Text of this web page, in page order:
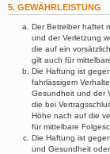
5. GEWÄHRLEISTUNG
Der Betreiber haftet
und der Verletzung
die auf ein
gilt auch für
Die Haftung ist
fahrlässigem
Gesundheit und der
die bei
Höhe nach auf die
für mittelbare
Die Haftung ist
und Gesundheit